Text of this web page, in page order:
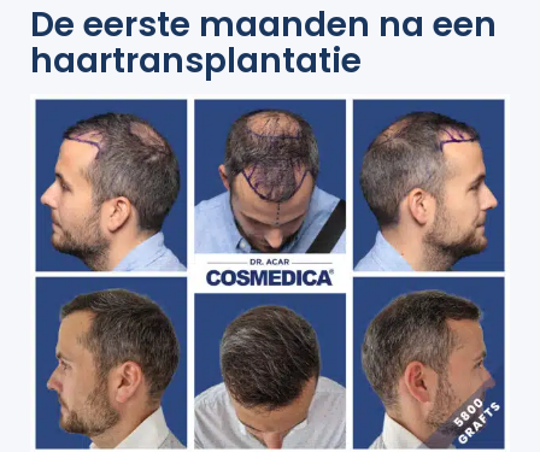
De eerste maanden na een
haartransplantatie